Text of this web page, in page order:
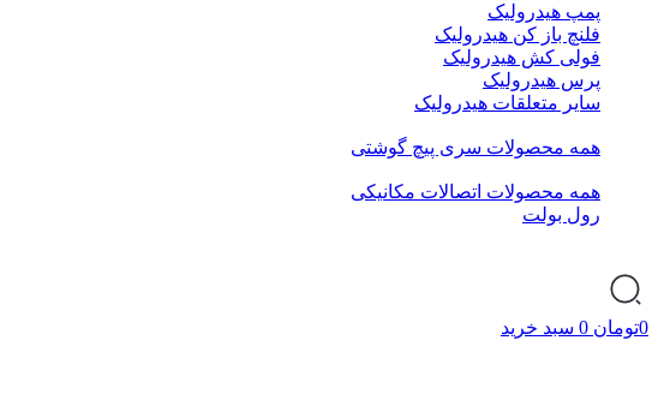
پمپ هیدرولیک
فلنچ باز کن هیدرولیک
فولی کش هیدرولیک
پرس هیدرولیک
سایر متعلقات هیدرولیک
همه محصولات سری پیچ گوشتی
همه محصولات اتصالات مکانیکی
رول بولت
0تومان 0 سبد خرید